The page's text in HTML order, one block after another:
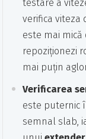
testare a
verifica viteza
este mai mică
repoziționezi
mai puțin
Verificarea
este puternic
semnal slab,